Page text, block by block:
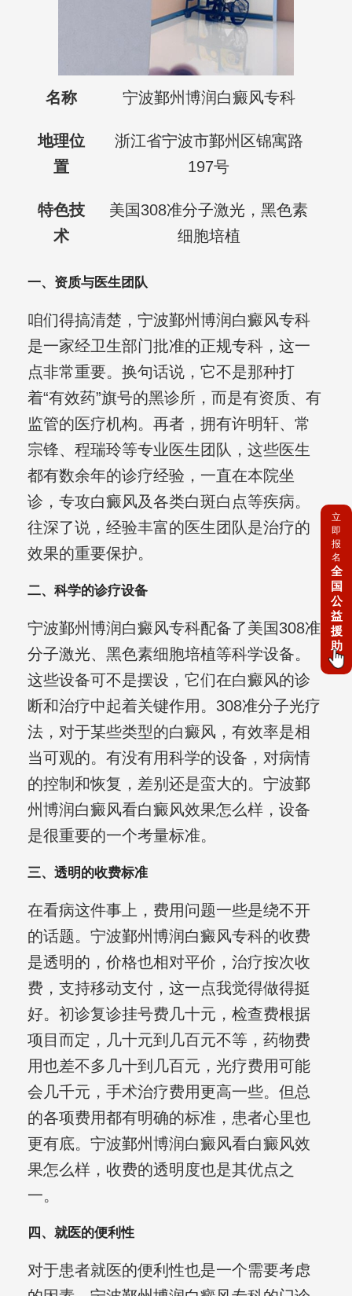
名称 宁波鄞州博润白癜风专科
地理位
置
浙江省宁波市鄞州区锦寓路
197号
特色技
术
美国308准分子激光，黑色素
细胞培植
一、资质与医生团队
咱们得搞清楚，宁波鄞州博润白癜风专科
是一家经卫生部门批准的正规专科，这一
点非常重要。换句话说，它不是那种打
着“有效药”旗号的黑诊所，而是有资质、有
监管的医疗机构。再者，拥有许明轩、常
宗锋、程瑞玲等专业医生团队，这些医生
都有数余年的诊疗经验，一直在本院坐
诊，专攻白癜风及各类白斑白点等疾病。
往深了说，经验丰富的医生团队是治疗的
效果的重要保护。
二、科学的诊疗设备
宁波鄞州博润白癜风专科配备了美国308准
分子激光、黑色素细胞培植等科学设备。
这些设备可不是摆设，它们在白癜风的诊
断和治疗中起着关键作用。308准分子光疗
法，对于某些类型的白癜风，有效率是相
当可观的。有没有用科学的设备，对病情
的控制和恢复，差别还是蛮大的。宁波鄞
州博润白癜风看白癜风效果怎么样，设备
是很重要的一个考量标准。
三、透明的收费标准
在看病这件事上，费用问题一些是绕不开
的话题。宁波鄞州博润白癜风专科的收费
是透明的，价格也相对平价，治疗按次收
费，支持移动支付，这一点我觉得做得挺
好。初诊复诊挂号费几十元，检查费根据
项目而定，几十元到几百元不等，药物费
用也差不多几十到几百元，光疗费用可能
会几千元，手术治疗费用更高一些。但总
的各项费用都有明确的标准，患者心里也
更有底。宁波鄞州博润白癜风看白癜风效
果怎么样，收费的透明度也是其优点之
一。
四、就医的便利性
对于患者就医的便利性也是一个需要考虑
立
即
报
名
全
国
公
益
援
助